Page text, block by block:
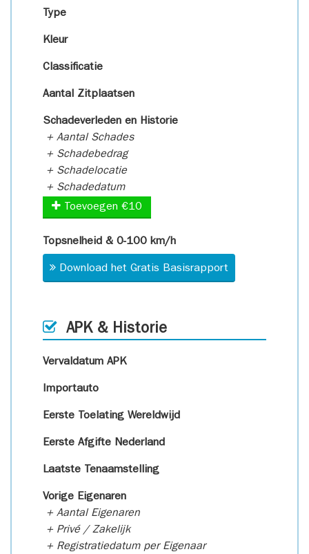
Type
Kleur
Classificatie
Aantal Zitplaatsen
Schadeverleden en Historie
+ Aantal Schades
+ Schadebedrag
+ Schadelocatie
+ Schadedatum
Toevoegen €10
Topsnelheid & 0-100 km/h
Download het Gratis Basisrapport
APK & Historie
Vervaldatum APK
Importauto
Eerste Toelating Wereldwijd
Eerste Afgifte Nederland
Laatste Tenaamstelling
Vorige Eigenaren
+ Aantal Eigenaren
+ Privé / Zakelijk
+ Registratiedatum per Eigenaar